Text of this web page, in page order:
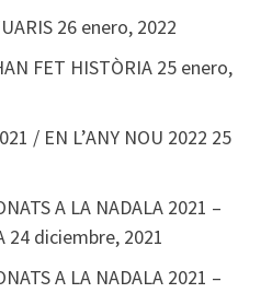
26 enero, 2022
FET HISTÒRIA 25 enero,
/ EN L’ANY NOU 2022 25
A LA NADALA 2021 –
24 diciembre, 2021
A LA NADALA 2021 –